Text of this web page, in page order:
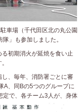
車場（千代田区北の丸公園
」も参加しました。
初期消火が延焼を食い止
、毎年、消防署ごとに審
A、同Bの5つのグループに
定で、各チーム3人が、身体